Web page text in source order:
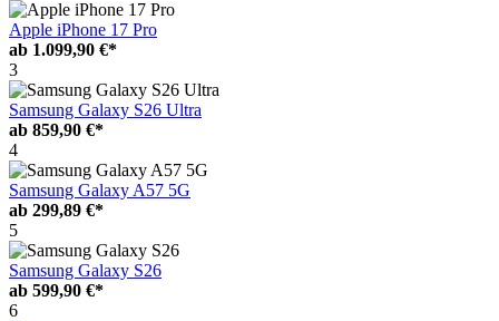
Apple iPhone 17 Pro
ab 1.099,90 €*
3
Samsung Galaxy S26 Ultra
ab 859,90 €*
4
Samsung Galaxy A57 5G
ab 299,89 €*
5
Samsung Galaxy S26
ab 599,90 €*
6